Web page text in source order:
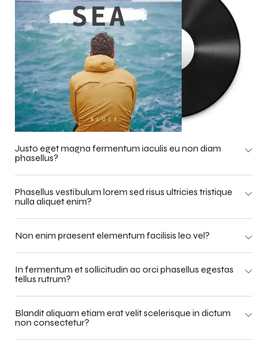
Justo eget magna fermentum iaculis eu non diam
phasellus?
Phasellus vestibulum lorem sed risus ultricies tristique
nulla aliquet enim?
Non enim praesent elementum facilisis leo vel?
In fermentum et sollicitudin ac orci phasellus egestas
tellus rutrum?
Blandit aliquam etiam erat velit scelerisque in dictum
non consectetur?